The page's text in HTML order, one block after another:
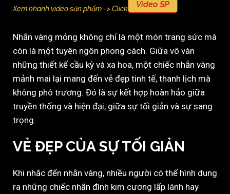
Xem nhanh video sản phẩm -> Click Video SP
Nhẫn vàng mỏng không chỉ là một món trang sức mà
còn là một tuyên ngôn phong cách. Giữa vô vàn
những thiết kế cầu kỳ và xa hoa, một chiếc nhẫn vàng
mảnh mai lại mang đến vẻ đẹp tinh tế, thanh lịch mà
không phô trương. Đó là sự kết hợp hoàn hảo giữa
truyền thống và hiện đại, giữa sự tối giản và sự sang
trọng.
VẺ ĐẸP CỦA SỰ TỐI GIẢN
Khi nhắc đến nhẫn vàng, nhiều người có thể hình dung
ra những chiếc nhẫn đính kim cương lấp lánh hay